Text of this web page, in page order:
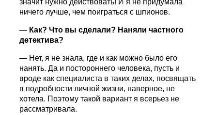
значит нужно действовать! И я не придумала
ничего лучше, чем поиграться с шпионов.
— Как? Что вы сделали? Наняли частного
детектива?
— Нет, я не знала, где и как можно было его
нанять. Да и постороннего человека, пусть и
вроде как специалиста в таких делах, посвящать
в подробности личной жизни, наверное, не
хотела. Поэтому такой вариант я всерьез не
рассматривала.